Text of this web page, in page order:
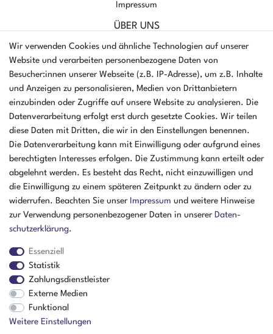
Impressum
ÜBER UNS
AMIKON GMBH
Einsteinstr. 8a
46325 Borken
Deutschland
Öffnungszeiten Montag - Donnerstag
07:30 - 16:00 Uhr
Öffnungszeiten Freitag
07:30 - 15:00 Uhr
ZAHLUNGSARTEN
Wir verwenden Cookies und ähnliche Technologien auf unserer
Website und verarbeiten personenbezogene Daten von
Besucher:innen unserer Webseite (z.B. IP-Adresse), um z.B. Inhalte
und Anzeigen zu personalisieren, Medien von Drittanbietern
einzubinden oder Zugriffe auf unsere Website zu analysieren. Die
Datenverarbeitung erfolgt erst durch gesetzte Cookies. Wir teilen
diese Daten mit Dritten, die wir in den Einstellungen benennen.
Die Datenverarbeitung kann mit Einwilligung oder aufgrund eines
berechtigten Interesses erfolgen. Die Zustimmung kann erteilt oder
abgelehnt werden. Es besteht das Recht, nicht einzuwilligen und
die Einwilligung zu einem späteren Zeitpunkt zu ändern oder zu
widerrufen. Beachten Sie unser Impressum und weitere Hinweise
zur Verwendung personenbezogener Daten in unserer Daten­
schutz­erklärung.
Essenziell
Statistik
Zahlungsdienstleister
Externe Medien
Funktional
Weitere Einstellungen